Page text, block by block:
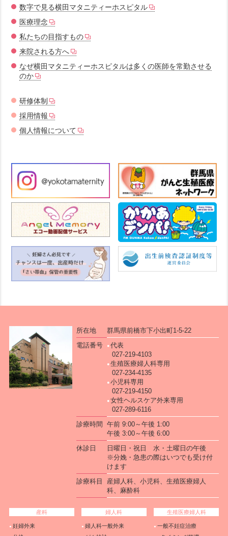
数字で見る横田マタニティーホスピタル
医療理念
私たちの目指すもの
来院される方へ
なぜ横田マタニティーホスピタルは多くの医師を常勤させる
のか
研修体制
採用情報
個人情報について
所在地
群馬県前橋市下小出町1-5-22
電話番号
代表
027-219-4103
生殖医療婦人科専用
027-234-4135
小児科専用
027-219-4150
女性ヘルスケア外来専用
027-289-6116
診療時間 午前 9:00～午後 1:00
午後 3:00～午後 6:00
休診日
日曜日・祝日 水・土曜日の午後
※分娩・急患の際はいつでも受け付
けます
診療科目
産婦人科、小児科、生殖医療婦人
科、麻酔科
産科
妊婦外来
婦人科
婦人科一般外来
生殖医療婦人科
一般不妊症治療